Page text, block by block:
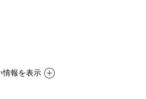
情報を表示